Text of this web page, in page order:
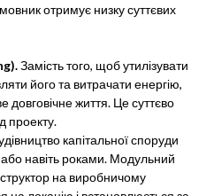
отримує низку суттєвих
Замість того, щоб утилізувати
його та витрачати енергію,
довговічне життя. Це суттєво
проекту.
капітальної споруди
навіть роками. Модульний
на виробничому